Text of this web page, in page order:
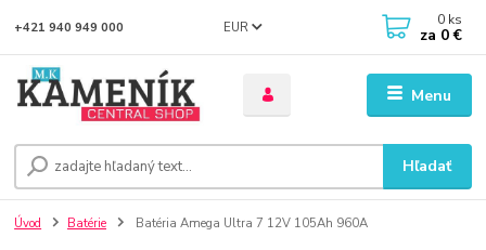
Menu
EUR
Hľadať
+421 940 949 000 0 ks
za 0 €
Úvod Batérie Batéria Amega Ultra 7 12V 105Ah 960A